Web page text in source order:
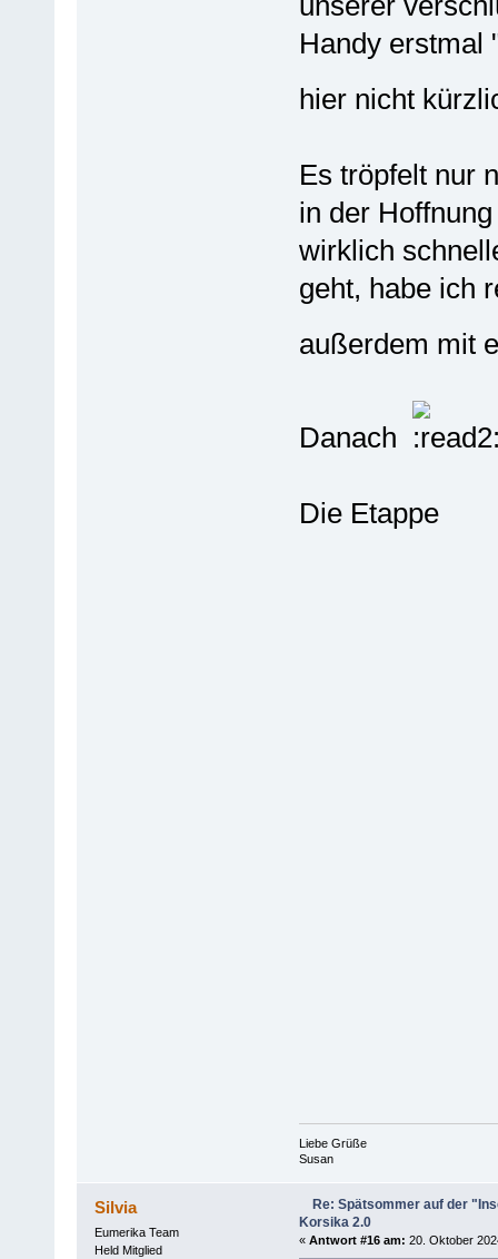
Handy erstmal
hier nicht
Es tröpfelt nur
in der
wirklich
geht, habe ich
außerdem mit
Danach
Die Etappe
Liebe Grüße
Susan
Silvia
Eumerika Team
Held Mitglied
Re: Spätsommer auf der
Korsika 2.0
« Antwort #16 am: 20. Oktober